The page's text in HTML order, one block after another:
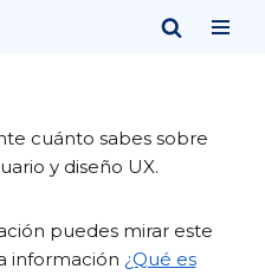
cuánto sabes sobre
y diseño UX.
puedes mirar este
información ¿Qué es